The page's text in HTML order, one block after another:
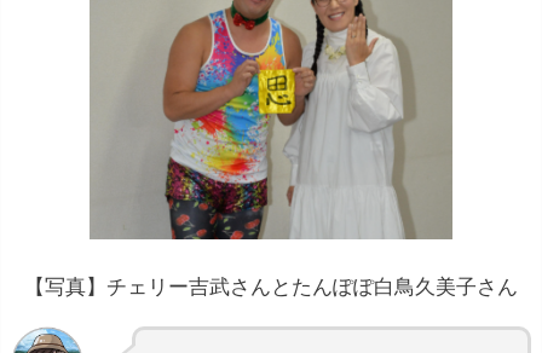
【写真】チェリー吉武さんとたんぽぽ白鳥久美子さん